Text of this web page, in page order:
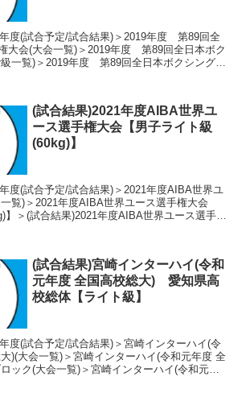
度(試合予定/試合結果)＞2019年度 第89回全
大会(大会一覧)＞2019年度 第89回全日本ボク
一覧)＞2019年度 第89回全日本ボクシング選
(試合結果)2021年度AIBA世界ユ
ース選手権大会【男子ライト級
(60kg)】
度(試合予定/試合結果)＞2021年度AIBA世界ユ
覧)＞2021年度AIBA世界ユース選手権大会
】＞(試合結果)2021年度AIBA世界ユース選手権
(試合結果)宮崎インターハイ(令和
元年度 全国高校総大) 愛知県高
校総体【ライト級】
度(試合予定/試合結果)＞宮崎インターハイ(令
)(大会一覧)＞宮崎インターハイ(令和元年度 全
ック(大会一覧)＞宮崎インターハイ(令和元年